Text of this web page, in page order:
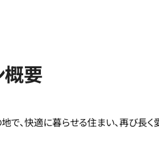
概要
、快適に暮らせる住まい、再び長